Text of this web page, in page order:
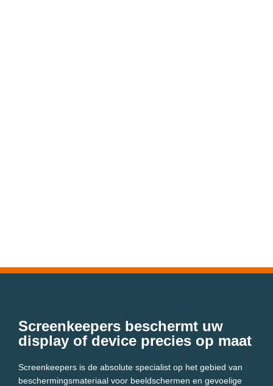
Screenkeepers beschermt uw
display of device precies op maat
Screenkeepers is de absolute specialist op het gebied van
beschermingsmateriaal voor beeldschermen en gevoelige